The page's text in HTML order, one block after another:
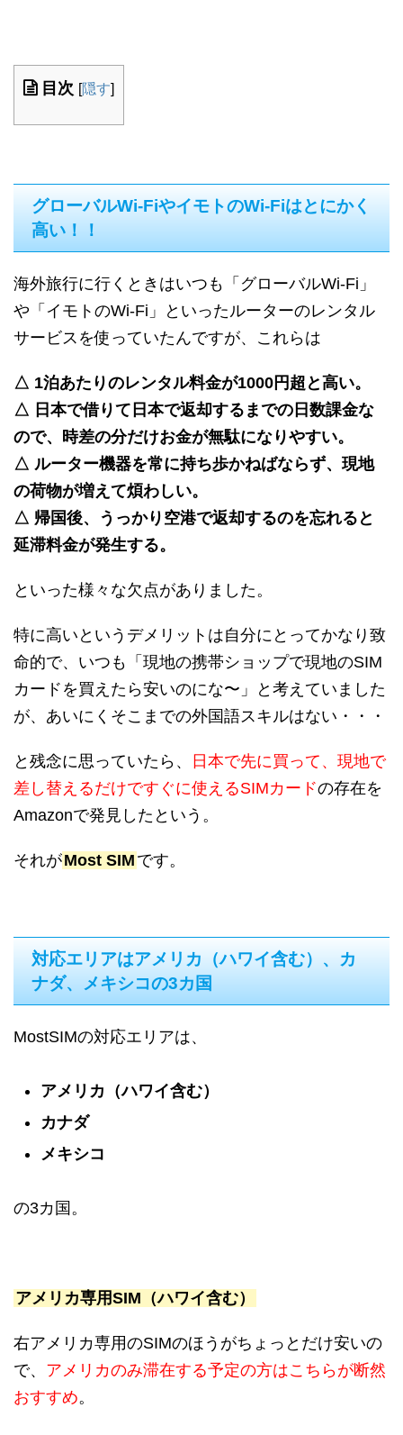
目次 [隠す]
グローバルWi-FiやイモトのWi-Fiはとにかく
高い！！
海外旅行に行くときはいつも「グローバルWi-Fi」
や「イモトのWi-Fi」といったルーターのレンタル
サービスを使っていたんですが、これらは
△ 1泊あたりのレンタル料金が1000円超と高い。
△ 日本で借りて日本で返却するまでの日数課金な
ので、時差の分だけお金が無駄になりやすい。
△ ルーター機器を常に持ち歩かねばならず、現地
の荷物が増えて煩わしい。
△ 帰国後、うっかり空港で返却するのを忘れると
延滞料金が発生する。
といった様々な欠点がありました。
特に高いというデメリットは自分にとってかなり致
命的で、いつも「現地の携帯ショップで現地のSIM
カードを買えたら安いのにな〜」と考えていました
が、あいにくそこまでの外国語スキルはない・・・
と残念に思っていたら、
日本で先に買って、現地で
差し替えるだけですぐに使えるSIMカードの存在を
Amazonで発見したという。
それがMost SIM です。
対応エリアはアメリカ（ハワイ含む）、カ
ナダ、メキシコの3カ国
MostSIMの対応エリアは、
アメリカ（ハワイ含む）
カナダ
メキシコ
の3カ国。
アメリカ専用SIM（ハワイ含む）
右アメリカ専用のSIMのほうがちょっとだけ安いの
で、 アメリカのみ滞在する予定の方はこちらが断然
おすすめ。